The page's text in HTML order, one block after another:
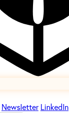
Newsletter LinkedIn